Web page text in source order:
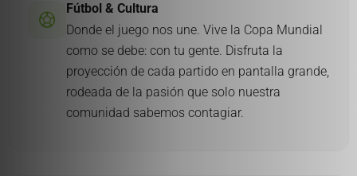
sports_soccer
Fútbol & Cultura
Donde el juego nos une. Vive la Copa Mundial
como se debe: con tu gente. Disfruta la
proyección de cada partido en pantalla grande,
rodeada de la pasión que solo nuestra
comunidad sabemos contagiar.